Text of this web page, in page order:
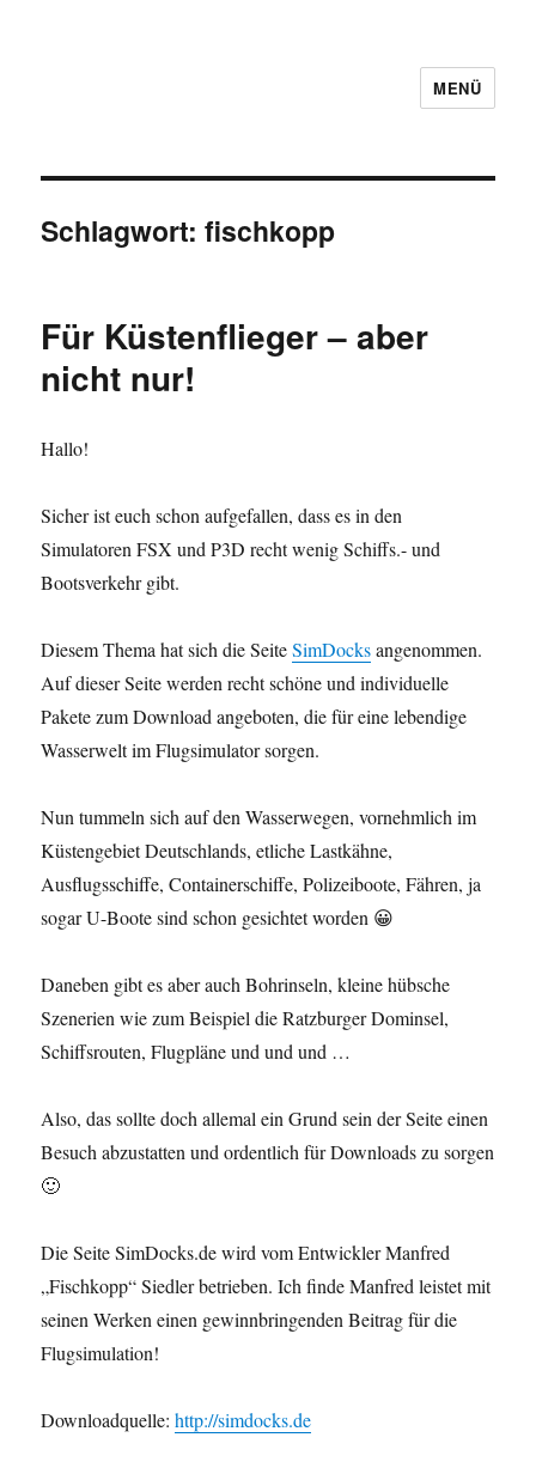
MENÜ
Schlagwort:fischkopp
Für Küstenflieger – aber
nicht nur!
Hallo!
Sicher ist euch schon aufgefallen, dass es in den
Simulatoren FSX und P3D recht wenig Schiffs.- und
Bootsverkehr gibt.
Diesem Thema hat sich die SeiteSimDocksangenommen.
Auf dieser Seite werden recht schöne und individuelle
Pakete zum Download angeboten, die für eine lebendige
Wasserwelt im Flugsimulator sorgen.
Nun tummeln sich auf den Wasserwegen, vornehmlich im
Küstengebiet Deutschlands, etliche Lastkähne,
Ausflugsschiffe, Containerschiffe, Polizeiboote, Fähren, ja
sogar U-Boote sind schon gesichtet worden 😀
Daneben gibt es aber auch Bohrinseln, kleine hübsche
Szenerien wie zum Beispiel die Ratzburger Dominsel,
Schiffsrouten, Flugpläne und und und …
Also, das sollte doch allemal ein Grund sein der Seite einen
Besuch abzustatten und ordentlich für Downloads zu sorgen
🙂
Die Seite SimDocks.de wird vom Entwickler Manfred
„Fischkopp“ Siedler betrieben. Ich finde Manfred leistet mit
seinen Werken einen gewinnbringenden Beitrag für die
Flugsimulation!
Downloadquelle:http://simdocks.de